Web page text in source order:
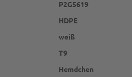
P2G5619
HDPE
weiß
T9
Hemdchen